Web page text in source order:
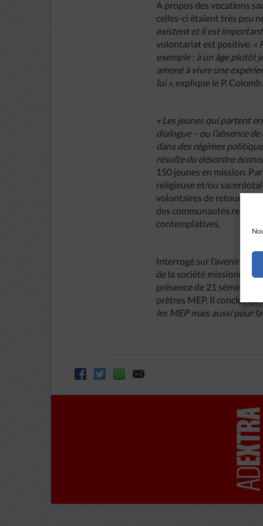
A propos des vocations
celles-ci étaient très peu
existent et il est important
volontariat est positive. «
exemple : à un âge plutôt
amené à vivre une
lui », explique le P. Colomb.
« Les jeunes qui partent
dialogue – ou l’absence
dans des régimes
résulte du désordre
150 jeunes en mission.
religieuse et/ou
volontaires de retour en
des communautés
contemplatives.
Interrogé sur l’avenir des
de la société missionnaire
présence de 21
prêtres MEP. Il conclut
les MEP mais aussi pour